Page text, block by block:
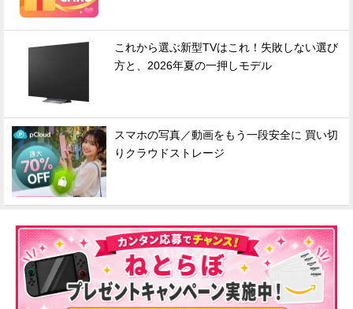
これから選ぶ新型TVはこれ！失敗しない選び
方と、2026年夏の一押しモデル
スマホの写真／動画をもう一段安全に 買い切
りクラウドストレージ